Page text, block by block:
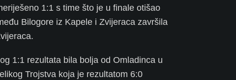
1:1 s time što je u finale otišao
Bilogore iz Kapele i Zvijeraca završila
1:1 rezultata bila bolja od Omladinca u
Trojstva koja je rezultatom 6:0